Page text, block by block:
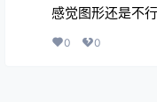
感觉图形还是不行
0 0